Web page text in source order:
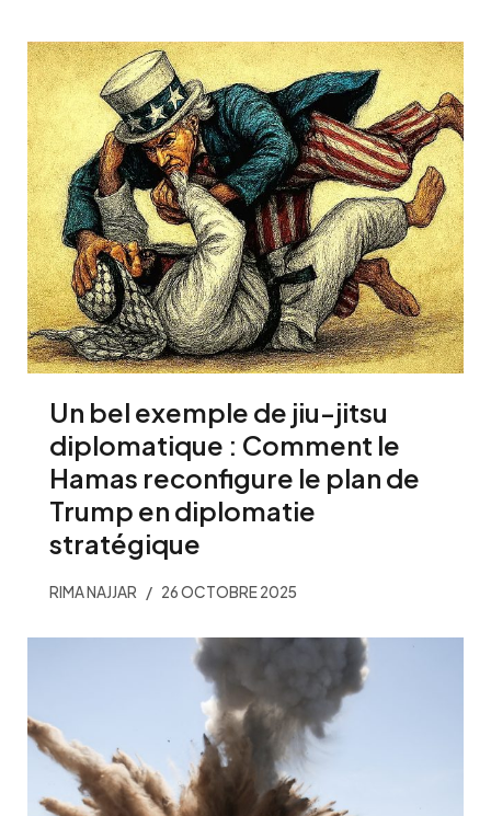
Un bel exemple de jiu-jitsu
diplomatique : Comment le
Hamas reconfigure le plan de
Trump en diplomatie
stratégique
RIMA NAJJAR 26 OCTOBRE 2025